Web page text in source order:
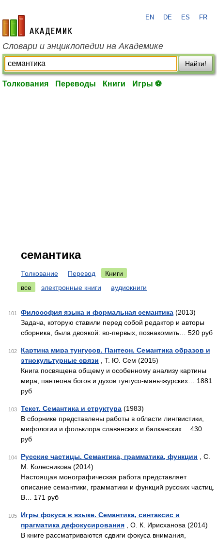
academic.ru
EN DE ES FR
Словари и энциклопедии на Академике
Найти!
Толкования Переводы Книги Игры ⚽
семантика
Толкование Перевод
Книги
все
электронные книги аудиокниги
101 Философия языка и формальная семантика (2013)
Задача, которую ставили перед собой редактор и авторы
сборника, была двоякой: во-первых, познакомить… 520 руб
102
Картина мира тунгусов. Пантеон. Семантика образов и
этнокультурные связи , Т. Ю. Сем (2015)
Книга посвящена общему и особенному анализу картины
мира, пантеона богов и духов тунгусо-маньчжурских… 1881
руб
103 Текст. Семантика и структура (1983)
В сборнике представлены работы в области лингвистики,
мифологии и фольклора славянских и балканских… 430
руб
104 Русские частицы. Семантика, грамматика, функции , С.
М. Колесникова (2014)
Настоящая монографическая работа представляет
описание се­мантики, грамматики и функций русских частиц.
В… 171 руб
105
Игры фокуса в языке. Семантика, синтаксис и
прагматика дефокусирования , О. К. Ирисханова (2014)
В книге рассматриваются сдвиги фокуса внимания,